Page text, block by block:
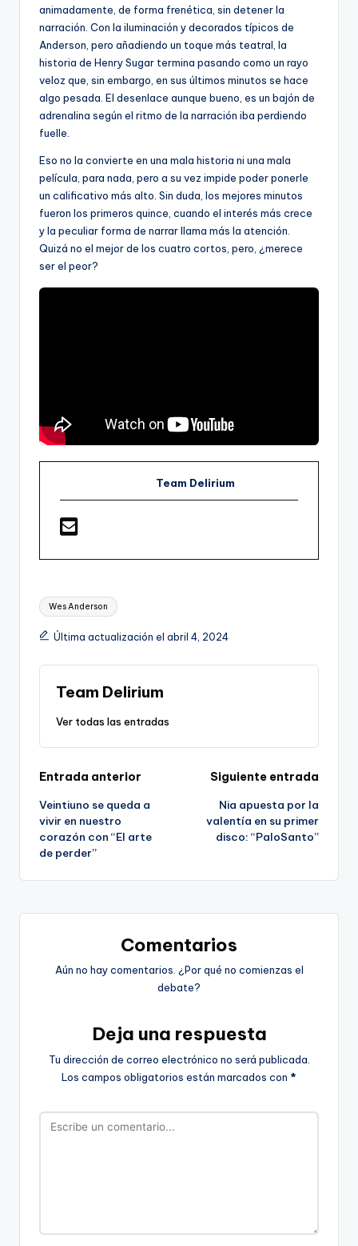
animadamente, de forma frenética, sin detener la
narración. Con la iluminación y decorados típicos de
Anderson, pero añadiendo un toque más teatral, la
historia de Henry Sugar termina pasando como un rayo
veloz que, sin embargo, en sus últimos minutos se hace
algo pesada. El desenlace aunque bueno, es un bajón de
adrenalina según el ritmo de la narración iba perdiendo
fuelle.
Eso no la convierte en una mala historia ni una mala
película, para nada, pero a su vez impide poder ponerle
un calificativo más alto. Sin duda, los mejores minutos
fueron los primeros quince, cuando el interés más crece
y la peculiar forma de narrar llama más la atención.
Quizá no el mejor de los cuatro cortos, pero, ¿merece
ser el peor?
Team Delirium
Etiquetas:
Wes Anderson
Última actualización el abril 4, 2024
Team Delirium
Ver todas las entradas
Navegación
de
entradas
Entrada anterior
Veintiuno se queda a
vivir en nuestro
corazón con “El arte
de perder”
Siguiente entrada
Nia apuesta por la
valentía en su primer
disco: “PaloSanto”
Comentarios
Aún no hay comentarios. ¿Por qué no comienzas el
debate?
Deja una respuesta
Tu dirección de correo electrónico no será publicada.
Los campos obligatorios están marcados con *